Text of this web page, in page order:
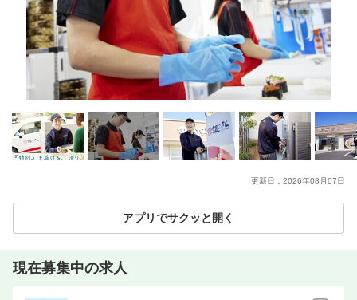
更新日： 2026年08月07日
アプリでサクッと開く
現在募集中の求人